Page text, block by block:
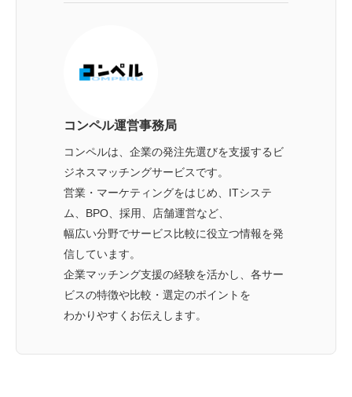
コンペル運営事務局
コンペルは、企業の発注先選びを支援するビ
ジネスマッチングサービスです。
営業・マーケティングをはじめ、ITシステ
ム、BPO、採用、店舗運営など、
幅広い分野でサービス比較に役立つ情報を発
信しています。
企業マッチング支援の経験を活かし、各サー
ビスの特徴や比較・選定のポイントを
わかりやすくお伝えします。